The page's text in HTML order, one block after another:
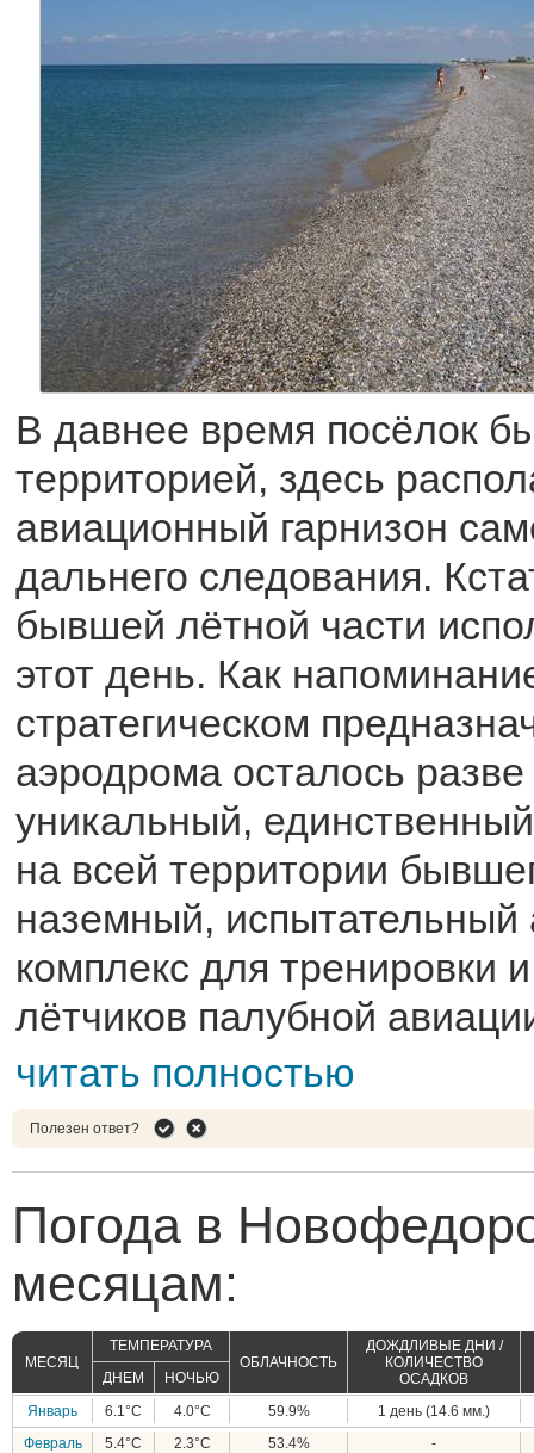
В давнее время посёлок
территорией, здесь
авиационный гарнизон
дальнего следования.
бывшей лётной части
этот день. Как
стратегическом
аэродрома осталось разве
уникальный,
на всей территории
наземный,
комплекс для тренировки
лётчиков палубной
читать полностью
Полезен ответ?
Погода в
месяцам:
МЕСЯЦ
ТЕМПЕРАТУРА
ОБЛАЧНОСТЬ
ДОЖДЛИВЫЕ ДНИ /
КОЛИЧЕСТВО
ОСАДКОВ
ДНЕМ
НОЧЬЮ
Январь
6.1°C 4.0°C 59.9%
1 день (14.6 мм.)
Февраль
5.4°C 2.3°C 53.4%
-